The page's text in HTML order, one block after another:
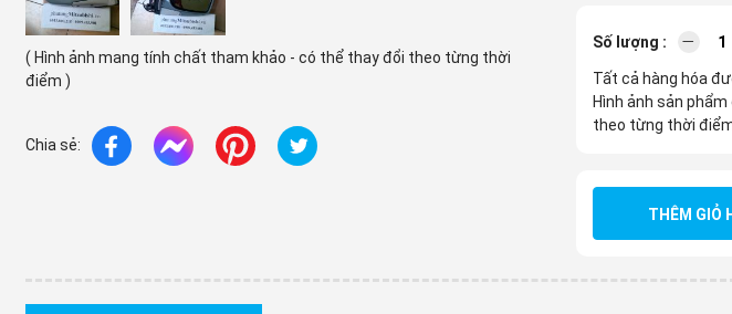
( Hình ảnh mang tính chất tham khảo - có thể thay đổi theo từng thời
điểm )
Chia sẻ:
Số lượng :
Tất cả hàng hóa
Hình ảnh sản
theo từng thời
THÊM GIỎ